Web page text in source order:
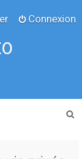
Connexion